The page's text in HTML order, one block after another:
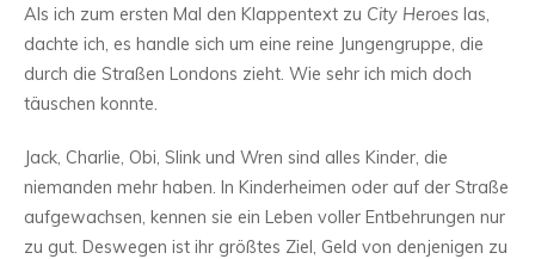
Als ich zum ersten Mal den Klappentext zu City Heroes las,
dachte ich, es handle sich um eine reine Jungengruppe, die
durch die Straßen Londons zieht. Wie sehr ich mich doch
täuschen konnte.
Jack, Charlie, Obi, Slink und Wren sind alles Kinder, die
niemanden mehr haben. In Kinderheimen oder auf der Straße
aufgewachsen, kennen sie ein Leben voller Entbehrungen nur
zu gut. Deswegen ist ihr größtes Ziel, Geld von denjenigen zu